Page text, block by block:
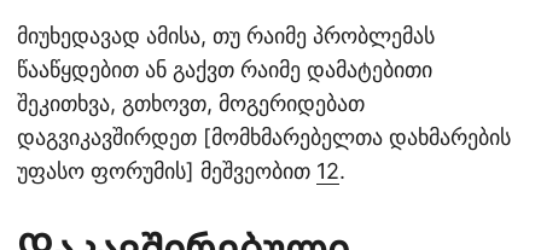
მიუხედავად ამისა, თუ რაიმე პრობლემას
წააწყდებით ან გაქვთ რაიმე დამატებითი
შეკითხვა, გთხოვთ, მოგერიდებათ
დაგვიკავშირდეთ [მომხმარებელთა დახმარების
უფასო ფორუმის] მეშვეობით 12.